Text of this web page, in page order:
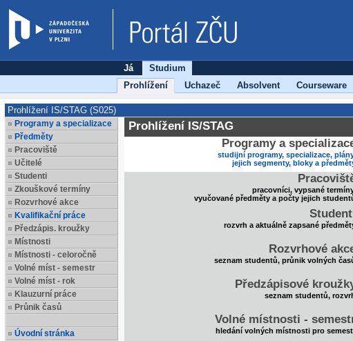
Já
Studium
Prohlížení
Uchazeč Absolvent Courseware
Prohlížení IS/STAG (S025)
Programy a specializace
Předměty
Pracoviště
Učitelé
Studenti
Zkouškové termíny
Rozvrhové akce
Kvalifikační práce
Předzápis. kroužky
Místnosti
Místnosti - celoročně
Volné míst - semestr
Volné míst - rok
Klauzurní práce
Průnik časů
Úvodní stránka
Prohlížení IS/STAG
Programy a
studijní programy, specializace,
jejich segmenty, bloky a
pracovníci, vypsané
vyučované předměty a počty jejich
rozvrh a aktuálně zapsané
Rozvrhové
seznam studentů, průnik volných
Předzápisové
seznam studentů,
Volné místnosti -
hledání volných místnosti pro